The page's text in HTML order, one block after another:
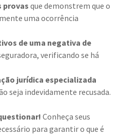
provas que demonstrem que o
uma ocorrência
de uma negativa de
verificando se há
jurídica especializada
seja indevidamente recusada.
Conheça seus
para garantir o que é